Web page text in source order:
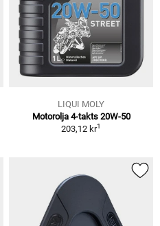
LIQUI MOLY
Motorolja 4-takts 20W-50
203,12 kr1